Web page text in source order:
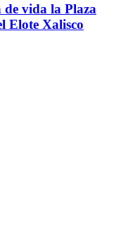
de vida la Plaza
Elote Xalisco